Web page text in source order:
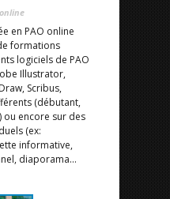
en PAO online
formations
logiciels de PAO
Illustrator,
Scribus,
(débutant,
encore sur des
(ex:
informative,
diaporama...